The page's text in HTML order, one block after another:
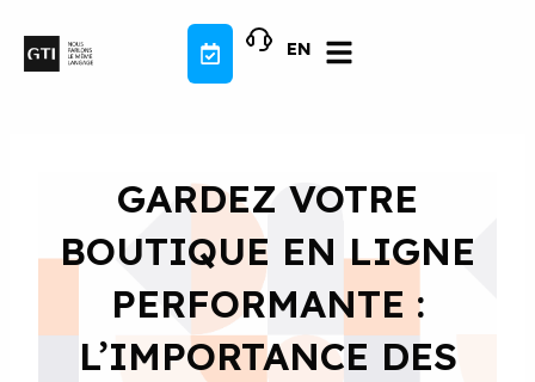
contenu
EN
GARDEZ VOTRE
BOUTIQUE EN LIGNE
PERFORMANTE :
L’IMPORTANCE DES